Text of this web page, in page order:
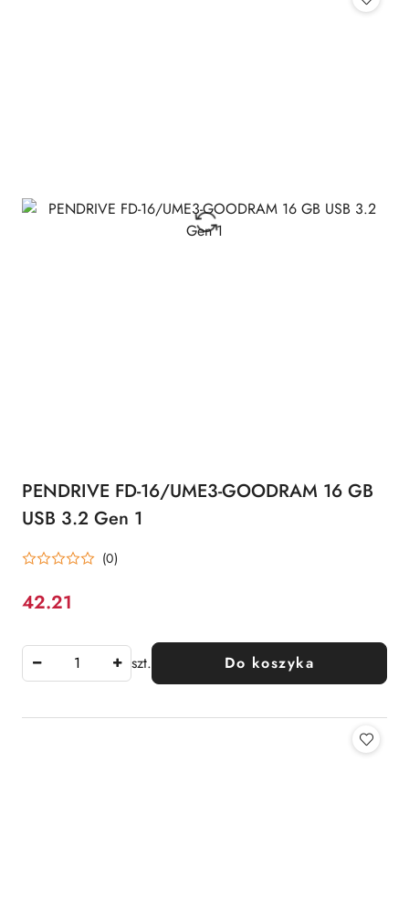
PENDRIVE FD-16/UME3-GOODRAM 16 GB
USB 3.2 Gen 1
(0)
Cena:
42.21
szt. Do koszyka